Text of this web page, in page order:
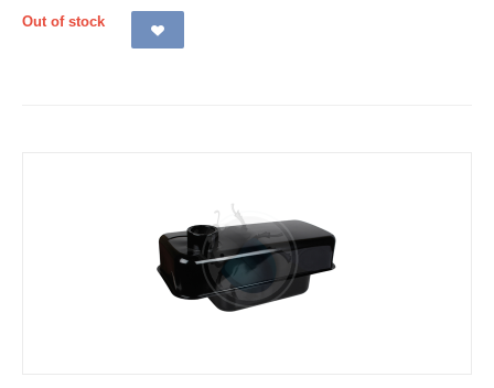
Out of stock